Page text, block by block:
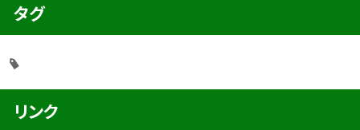
タグ
リンク